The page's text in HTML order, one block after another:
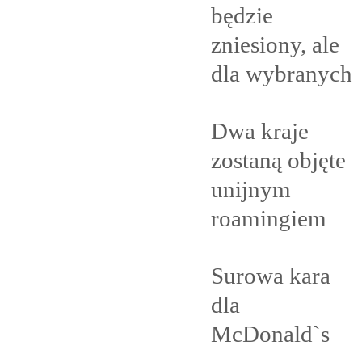
będzie
zniesiony, ale
dla wybranych
Dwa kraje
zostaną objęte
unijnym
roamingiem
Surowa kara
dla
McDonald`s